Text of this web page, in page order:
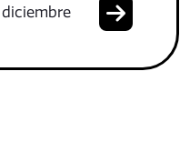
diciembre